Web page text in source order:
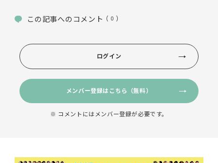
この記事へのコメント ( 0 )
ログイン
メンバー登録はこちら（無料）
※ コメントにはメンバー登録が必要です。